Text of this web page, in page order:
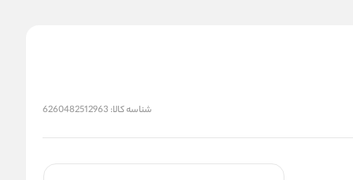
شناسه کالا: 6260482512963